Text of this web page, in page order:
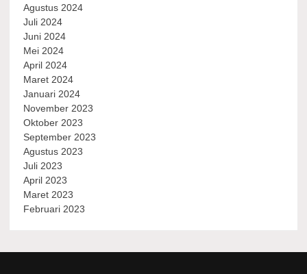
Agustus 2024
Juli 2024
Juni 2024
Mei 2024
April 2024
Maret 2024
Januari 2024
November 2023
Oktober 2023
September 2023
Agustus 2023
Juli 2023
April 2023
Maret 2023
Februari 2023